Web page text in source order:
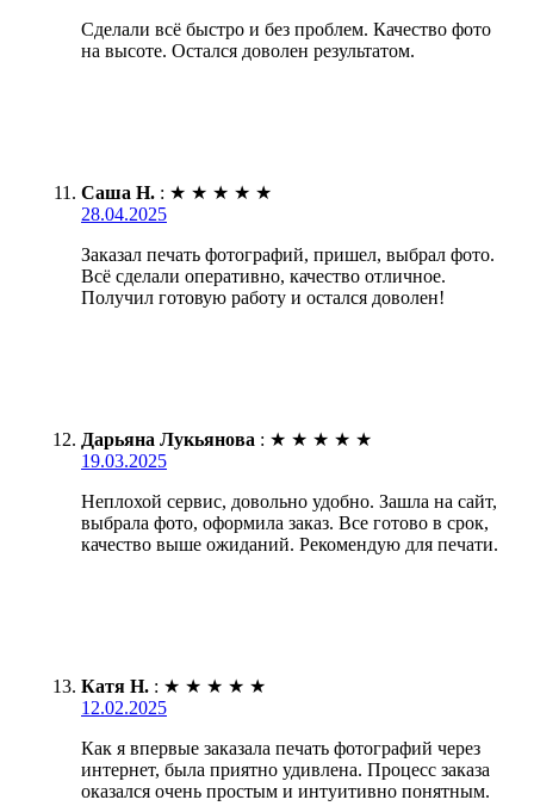
Сделали всё быстро и без проблем. Качество фото
на высоте. Остался доволен результатом.
Саша Н. : ★ ★ ★ ★ ★
28.04.2025
Заказал печать фотографий, пришел, выбрал фото.
Всё сделали оперативно, качество отличное.
Получил готовую работу и остался доволен!
Дарьяна Лукьянова : ★ ★ ★ ★ ★
19.03.2025
Неплохой сервис, довольно удобно. Зашла на сайт,
выбрала фото, оформила заказ. Все готово в срок,
качество выше ожиданий. Рекомендую для печати.
Катя Н. : ★ ★ ★ ★ ★
12.02.2025
Как я впервые заказала печать фотографий через
интернет, была приятно удивлена. Процесс заказа
оказался очень простым и интуитивно понятным.